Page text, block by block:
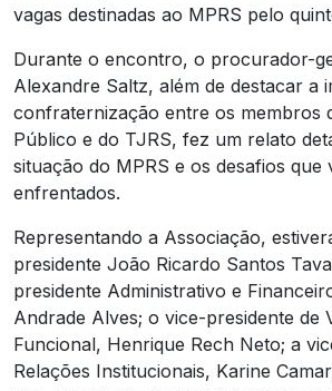
vagas destinadas ao MPRS pelo
Durante o encontro, o procurador-
Alexandre Saltz, além de destacar a
confraternização entre os membros
Público e do TJRS, fez um relato
situação do MPRS e os desafios que
enfrentados.
Representando a Associação,
presidente João Ricardo Santos
presidente Administrativo e
Andrade Alves; o vice-presidente de
Funcional, Henrique Rech Neto; a
Relações Institucionais, Karine